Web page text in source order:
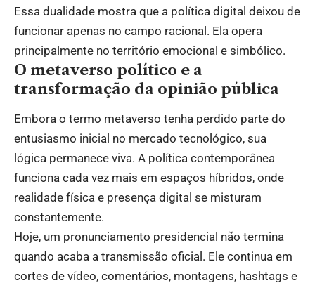
Essa dualidade mostra que a política digital deixou de
funcionar apenas no campo racional. Ela opera
principalmente no território emocional e simbólico.
O metaverso político e a
transformação da opinião pública
Embora o termo metaverso tenha perdido parte do
entusiasmo inicial no mercado tecnológico, sua
lógica permanece viva. A política contemporânea
funciona cada vez mais em espaços híbridos, onde
realidade física e presença digital se misturam
constantemente.
Hoje, um pronunciamento presidencial não termina
quando acaba a transmissão oficial. Ele continua em
cortes de vídeo, comentários, montagens, hashtags e